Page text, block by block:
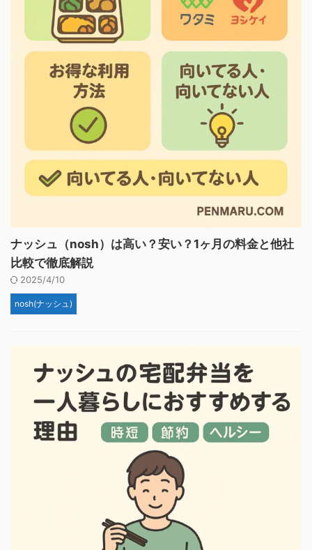
ナッシュ（nosh）は高い？安い？1ヶ月の料金と他社
比較で徹底解説
2025/4/10
nosh(ナッシュ)